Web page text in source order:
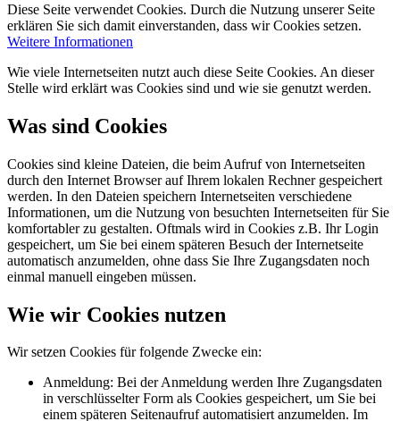
Diese Seite verwendet Cookies. Durch die Nutzung unserer Seite
erklären Sie sich damit einverstanden, dass wir Cookies setzen.
Weitere Informationen
Wie viele Internetseiten nutzt auch diese Seite Cookies. An dieser
Stelle wird erklärt was Cookies sind und wie sie genutzt werden.
Was sind Cookies
Cookies sind kleine Dateien, die beim Aufruf von Internetseiten
durch den Internet Browser auf Ihrem lokalen Rechner gespeichert
werden. In den Dateien speichern Internetseiten verschiedene
Informationen, um die Nutzung von besuchten Internetseiten für Sie
komfortabler zu gestalten. Oftmals wird in Cookies z.B. Ihr Login
gespeichert, um Sie bei einem späteren Besuch der Internetseite
automatisch anzumelden, ohne dass Sie Ihre Zugangsdaten noch
einmal manuell eingeben müssen.
Wie wir Cookies nutzen
Wir setzen Cookies für folgende Zwecke ein:
Anmeldung: Bei der Anmeldung werden Ihre Zugangsdaten
in verschlüsselter Form als Cookies gespeichert, um Sie bei
einem späteren Seitenaufruf automatisiert anzumelden. Im